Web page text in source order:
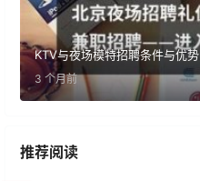
KTV与夜场模特招聘条件与优势
3 个月前
推荐阅读